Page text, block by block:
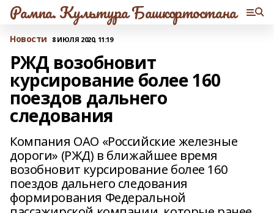
Рампа. Культура Башкортостана
Новости 8 ИЮЛЯ 2020, 11:19
РЖД возобновит
курсирование более 160
поездов дальнего
следования
Компания ОАО «Российские железные
дороги» (РЖД) в ближайшее время
возобновит курсирование более 160
поездов дальнего следования
формирования Федеральной